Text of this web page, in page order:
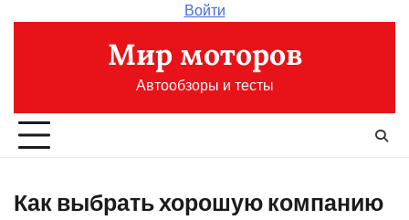
Войти
Мир моторов
Автообзоры и тесты
Как выбрать хорошую компанию